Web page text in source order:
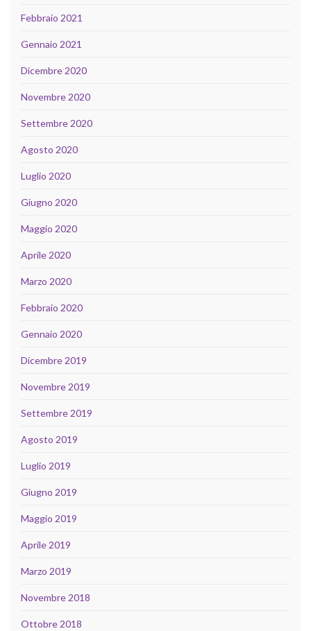
Febbraio 2021
Gennaio 2021
Dicembre 2020
Novembre 2020
Settembre 2020
Agosto 2020
Luglio 2020
Giugno 2020
Maggio 2020
Aprile 2020
Marzo 2020
Febbraio 2020
Gennaio 2020
Dicembre 2019
Novembre 2019
Settembre 2019
Agosto 2019
Luglio 2019
Giugno 2019
Maggio 2019
Aprile 2019
Marzo 2019
Novembre 2018
Ottobre 2018